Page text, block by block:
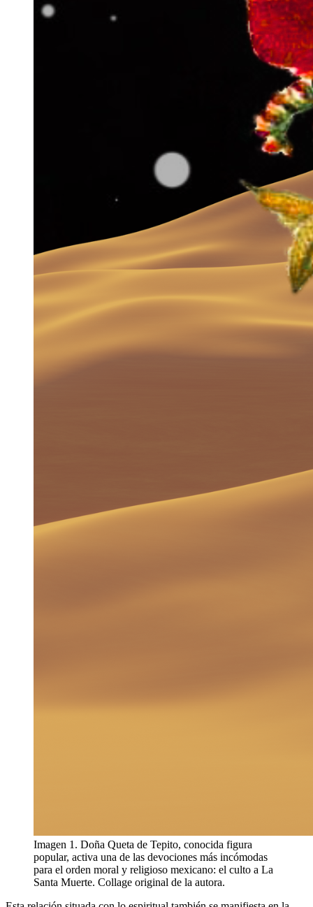
Imagen 1. Doña Queta de Tepito, conocida figura
popular, activa una de las devociones más incómodas
para el orden moral y religioso mexicano: el culto a La
Santa Muerte. Collage original de la autora.